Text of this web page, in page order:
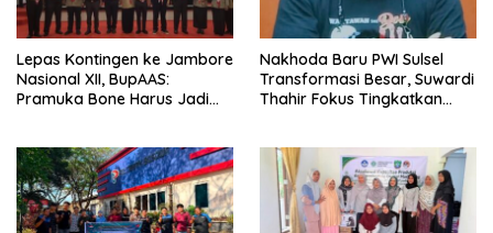
Lepas Kontingen ke Jambore
Nasional XII, BupAAS:
Pramuka Bone Harus Jadi
Nakhoda Baru PWI Sulsel
Transformasi Besar, Suwardi
Thahir Fokus Tingkatkan